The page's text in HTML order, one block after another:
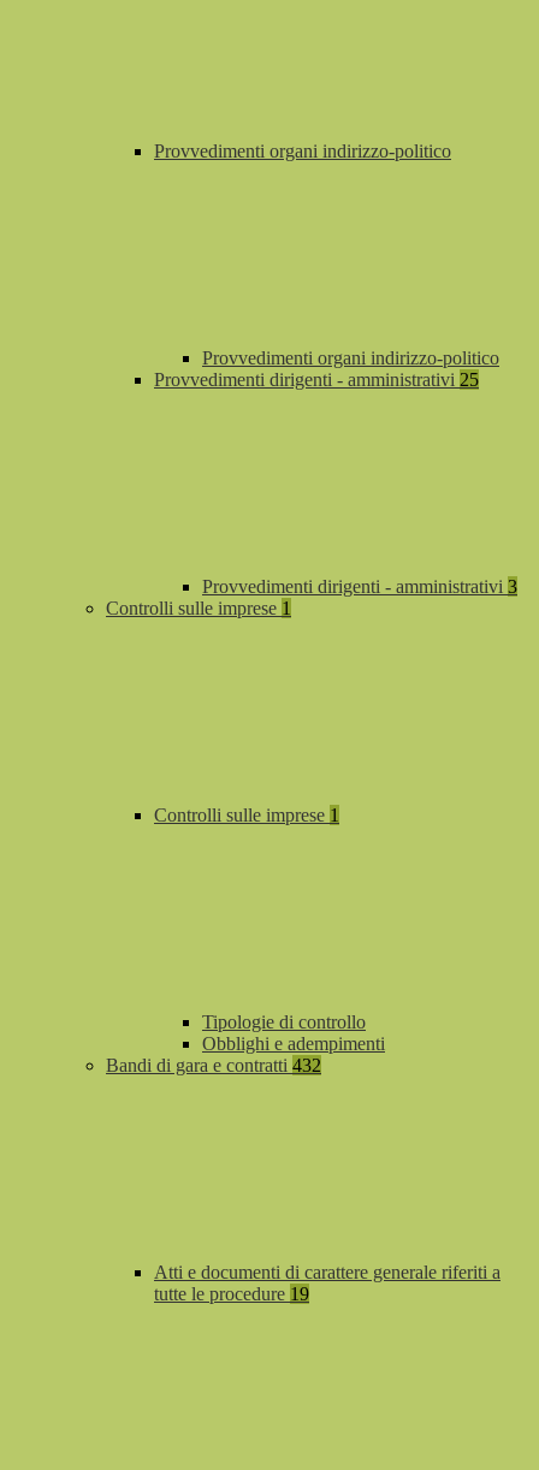
Provvedimenti organi indirizzo-politico
Provvedimenti organi indirizzo-politico
Provvedimenti dirigenti - amministrativi 25
Provvedimenti dirigenti - amministrativi 3
Controlli sulle imprese 1
Controlli sulle imprese 1
Tipologie di controllo
Obblighi e adempimenti
Bandi di gara e contratti 432
Atti e documenti di carattere generale riferiti a
tutte le procedure 19